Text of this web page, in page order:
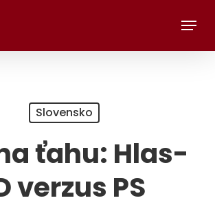
Menu
Slovensko
ťahu: Hlas-
verzus PS